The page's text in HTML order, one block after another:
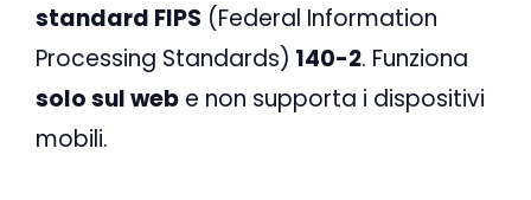
standard FIPS (Federal Information
Processing Standards) 140-2. Funziona
solo sul web e non supporta i dispositivi
mobili.